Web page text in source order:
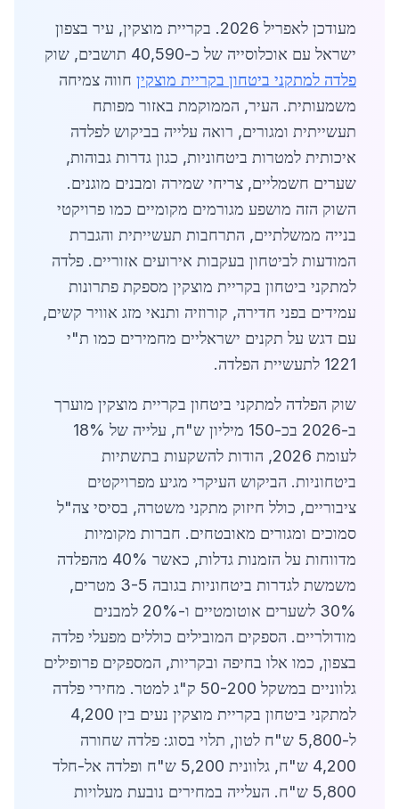
מעודכן לאפריל 2026. בקריית מוצקין, עיר בצפון
ישראל עם אוכלוסייה של כ-40,590 תושבים, שוק
פלדה למתקני ביטחון בקריית מוצקין חווה צמיחה
משמעותית. העיר, הממוקמת באזור מפותח
תעשייתית ומגורים, רואה עלייה בביקוש לפלדה
איכותית למטרות ביטחוניות, כגון גדרות גבוהות,
שערים חשמליים, צריחי שמירה ומבנים מוגנים.
השוק הזה מושפע מגורמים מקומיים כמו פרויקטי
בנייה ממשלתיים, התרחבות תעשייתית והגברת
המודעות לביטחון בעקבות אירועים אזוריים. פלדה
למתקני ביטחון בקריית מוצקין מספקת פתרונות
עמידים בפני חדירה, קורוזיה ותנאי מזג אוויר קשים,
עם דגש על תקנים ישראליים מחמירים כמו ת"י
1221 לתעשיית הפלדה.
שוק הפלדה למתקני ביטחון בקריית מוצקין מוערך
ב-2026 בכ-150 מיליון ש"ח, עלייה של 18%
לעומת 2026, הודות להשקעות בתשתיות
ביטחוניות. הביקוש העיקרי מגיע מפרויקטים
ציבוריים, כולל חיזוק מתקני משטרה, בסיסי צה"ל
סמוכים ומגורים מאובטחים. חברות מקומיות
מדווחות על הזמנות גדלות, כאשר 40% מהפלדה
משמשת לגדרות ביטחוניות בגובה 3-5 מטרים,
30% לשערים אוטומטיים ו-20% למבנים
מודולריים. הספקים המובילים כוללים מפעלי פלדה
בצפון, כמו אלו בחיפה ובקריות, המספקים פרופילים
גלווניים במשקל 50-200 ק"ג למטר. מחירי פלדה
למתקני ביטחון בקריית מוצקין נעים בין 4,200
ל-5,800 ש"ח לטון, תלוי בסוג: פלדה שחורה
4,200 ש"ח, גלוונית 5,200 ש"ח ופלדה אל-חלד
5,800 ש"ח. העלייה במחירים נובעת מעלויות